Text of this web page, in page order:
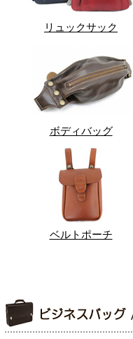
リュックサック
ボディバッグ
ベルトポーチ